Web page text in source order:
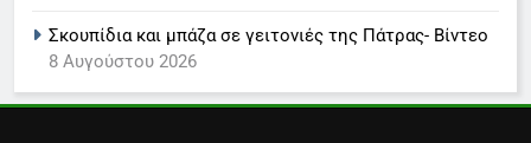
Σκουπίδια και μπάζα σε γειτονιές της Πάτρας- Βίντεο
8 Αυγούστου 2026
συνδρομητική πρόταση
LIFESTYLE-MEDIA
1